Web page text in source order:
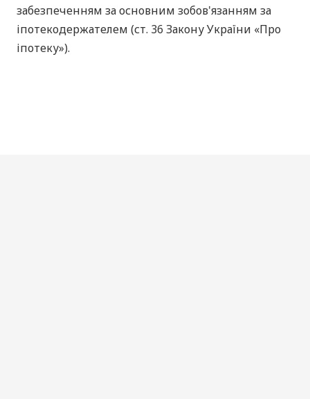
забезпеченням за основним зобов'язанням за
іпотекодержателем (ст. 36 Закону України «Про
іпотеку»).